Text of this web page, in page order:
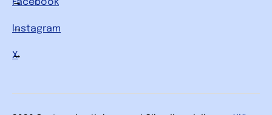
Facebook
Instagram
X